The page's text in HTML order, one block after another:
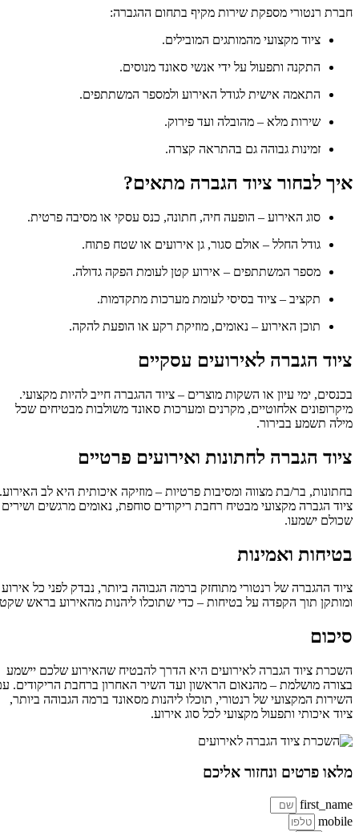
חברת רנטורי מספקת שירות מקיף בתחום ההגברה:
ציוד מקצועי מהמותגים המובילים.
התקנה ותפעול על ידי אנשי סאונד מנוסים.
התאמה אישית לגודל האירוע ולמספר המשתתפים.
שירות מלא – מהובלה ועד פירוק.
זמינות גבוהה גם בהתראה קצרה.
איך לבחור ציוד הגברה מתאים?
סוג האירוע – הופעה חיה, חתונה, כנס עסקי או מסיבה פרטית.
גודל החלל – אולם סגור, גן אירועים או שטח פתוח.
מספר המשתתפים – אירוע קטן לעומת הפקה גדולה.
תקציב – ציוד בסיסי לעומת מערכות מתקדמות.
תוכן האירוע – נאומים, מוזיקת רקע או הופעת להקה.
ציוד הגברה לאירועים עסקיים
בכנסים, ימי עיון או השקות מוצרים – ציוד ההגברה חייב להיות מקצועי.
מיקרופונים אלחוטיים, מקרנים ומערכות סאונד משולבות מבטיחים שכל
מילה תשמע בבירור.
ציוד הגברה לחתונות ואירועים פרטיים
בחתונות, בר/בת מצווה ומסיבות פרטיות – מוזיקה איכותית היא לב האירוע.
ציוד הגברה מקצועי מבטיח רחבת ריקודים סוחפת, נאומים מרגשים ושירים
שכולם ישמעו.
בטיחות ואמינות
ציוד ההגברה של רנטורי מתוחזק ברמה הגבוהה ביותר, נבדק לפני כל אירוע
ומותקן תוך הקפדה על בטיחות – כדי שתוכלו ליהנות מהאירוע בראש שקט.
סיכום
השכרת ציוד הגברה לאירועים היא הדרך להבטיח שהאירוע שלכם יישמע
בצורה מושלמת – מהנאום הראשון ועד השיר האחרון ברחבת הריקודים. עם
השירות המקצועי של רנטורי, תוכלו ליהנות מסאונד ברמה הגבוהה ביותר,
ציוד איכותי ותפעול מקצועי לכל סוג אירוע.
מלאו פרטים ונחזור אליכם
first_name
mobile